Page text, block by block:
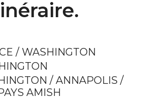
/ WASHINGTON
/ ANNAPOLIS /
AMISH